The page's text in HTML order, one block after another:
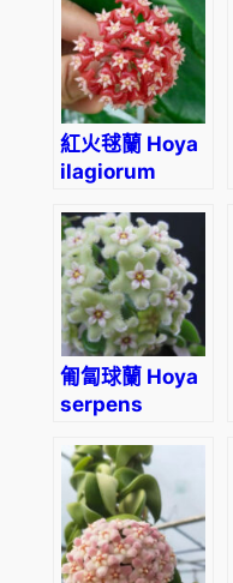
紅火毬蘭 Hoya
ilagiorum
匍匐球蘭 Hoya
serpens